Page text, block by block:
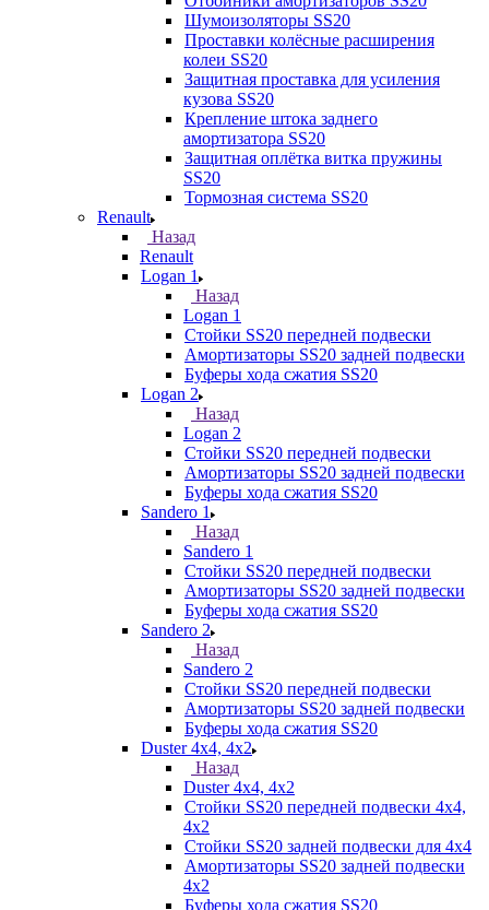
Шумоизоляторы SS20
Проставки колёсные расширения
колеи SS20
Защитная проставка для усиления
кузова SS20
Крепление штока заднего
амортизатора SS20
Защитная оплётка витка пружины
SS20
Тормозная система SS20
Renault
Назад
Renault
Logan 1
Назад
Logan 1
Стойки SS20 передней подвески
Амортизаторы SS20 задней подвески
Буферы хода сжатия SS20
Logan 2
Назад
Logan 2
Стойки SS20 передней подвески
Амортизаторы SS20 задней подвески
Буферы хода сжатия SS20
Sandero 1
Назад
Sandero 1
Стойки SS20 передней подвески
Амортизаторы SS20 задней подвески
Буферы хода сжатия SS20
Sandero 2
Назад
Sandero 2
Стойки SS20 передней подвески
Амортизаторы SS20 задней подвески
Буферы хода сжатия SS20
Duster 4х4, 4x2
Назад
Duster 4х4, 4x2
Стойки SS20 передней подвески 4х4,
4x2
Стойки SS20 задней подвески для 4х4
Амортизаторы SS20 задней подвески
4х2
Буферы хода сжатия SS20